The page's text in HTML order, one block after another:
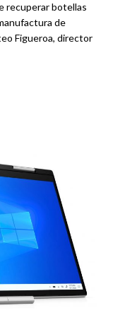
recuperar botellas
de
Figueroa, director